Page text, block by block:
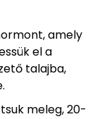
amely
el a
talajba,
meleg, 20-